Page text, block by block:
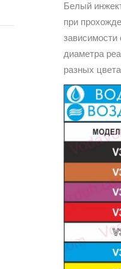
Белый
при
зависимости
диаметра
разных